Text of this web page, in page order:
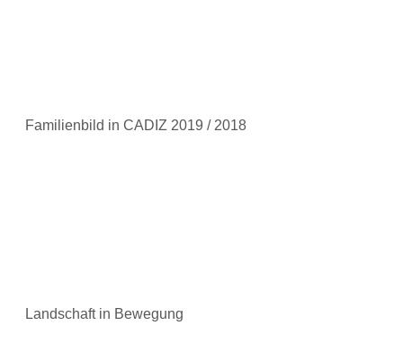
Familienbild in CADIZ 2019 / 2018
Landschaft in Bewegung